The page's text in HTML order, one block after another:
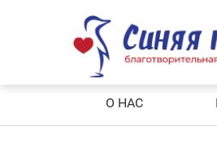
О НАС